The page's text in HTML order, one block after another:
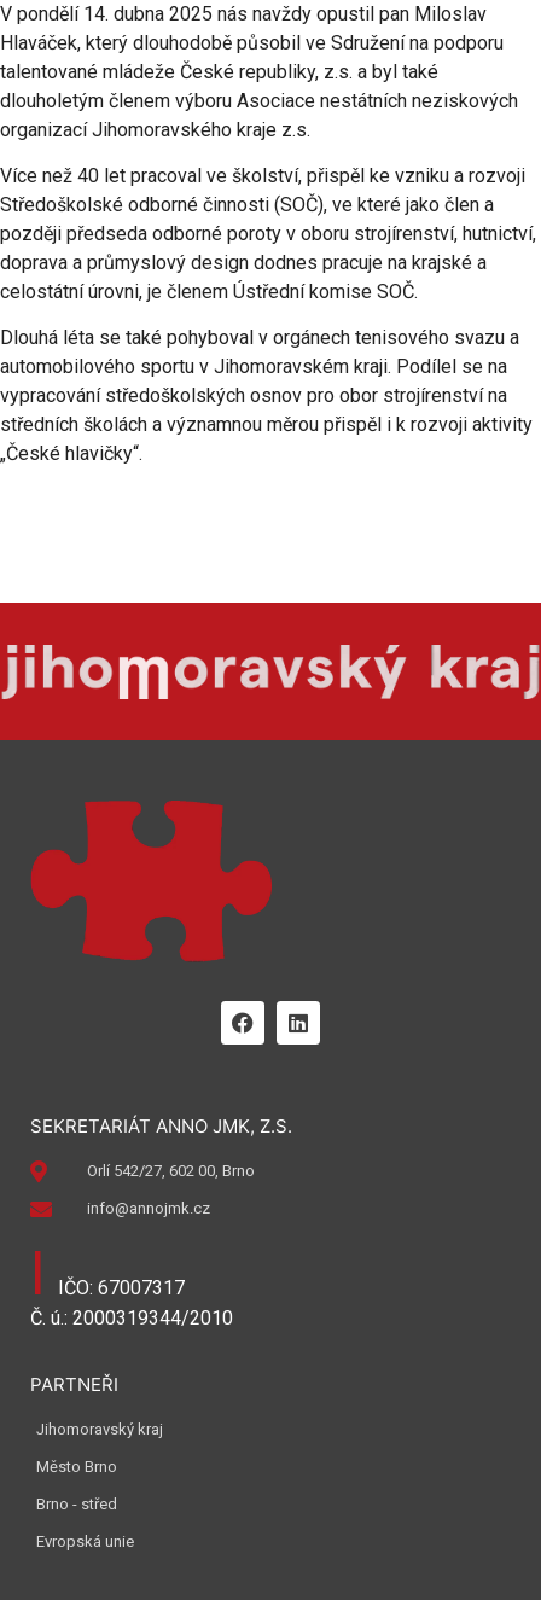
V pondělí 14. dubna 2025 nás navždy opustil pan Miloslav
Hlaváček, který dlouhodobě působil ve Sdružení na podporu
talentované mládeže České republiky, z.s. a byl také
dlouholetým členem výboru Asociace nestátních neziskových
organizací Jihomoravského kraje z.s.
Více než 40 let pracoval ve školství, přispěl ke vzniku a rozvoji
Středoškolské odborné činnosti (SOČ), ve které jako člen a
později předseda odborné poroty v oboru strojírenství, hutnictví,
doprava a průmyslový design dodnes pracuje na krajské a
celostátní úrovni, je členem Ústřední komise SOČ.
Dlouhá léta se také pohyboval v orgánech tenisového svazu a
automobilového sportu v Jihomoravském kraji. Podílel se na
vypracování středoškolských osnov pro obor strojírenství na
středních školách a významnou měrou přispěl i k rozvoji aktivity
„České hlavičky“.
SEKRETARIÁT ANNO JMK, Z.S.
Orlí 542/27, 602 00, Brno
info@annojmk.cz
I
IČO: 67007317
Č. ú.: 2000319344/2010
PARTNEŘI
Jihomoravský kraj
Město Brno
Brno - střed
Evropská unie